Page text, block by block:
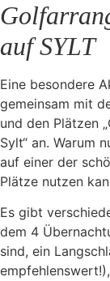
auf SYLT
Eine besondere
gemeinsam mit
und den Plätzen
Sylt“ an. Warum
auf einer der
Plätze nutzen
Es gibt
dem 4
sind, ein